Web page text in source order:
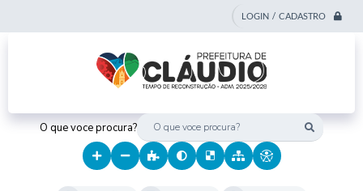
LOGIN / CADASTRO
O que voce procura?